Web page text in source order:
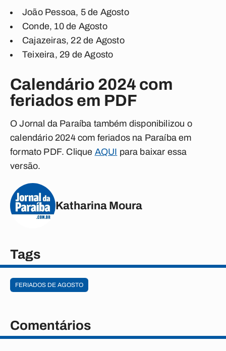
João Pessoa, 5 de Agosto
Conde, 10 de Agosto
Cajazeiras, 22 de Agosto
Teixeira, 29 de Agosto
Calendário 2024 com
feriados em PDF
O Jornal da Paraíba também disponibilizou o
calendário 2024 com feriados na Paraíba em
formato PDF. Clique AQUI para baixar essa
versão.
Katharina Moura
Tags
FERIADOS DE AGOSTO
Comentários